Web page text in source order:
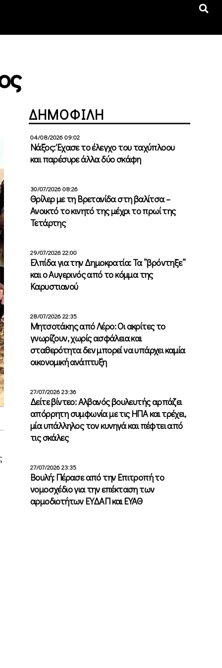
ΔΗΜΟΦΙΛΗ
04/08/2026 09:02
Νάξος: Έχασε το έλεγχο του ταχύπλοου
και παρέσυρε άλλα δύο σκάφη
30/07/2026 08:26
Θρίλερ με τη Βρετανίδα στη βαλίτσα –
Ανοικτό το κινητό της μέχρι το πρωί της
Τετάρτης
29/07/2026 22:00
Ελπίδα για την Δημοκρατία: Τα ”βρόντηξε”
και ο Αυγερινός από το κόμμα της
Καρυστιανού
28/07/2026 22:35
Μητσοτάκης από Λέρο: Οι ακρίτες το
γνωρίζουν, χωρίς ασφάλεια και
σταθερότητα δεν μπορεί να υπάρχει καμία
οικονομική ανάπτυξη
27/07/2026 23:36
Δείτε βίντεο: Αλβανός βουλευτής αρπάζει
απόρρητη συμφωνία με τις ΗΠΑ και τρέχει,
μία υπάλληλος τον κυνηγά και πέφτει από
τις σκάλες
27/07/2026 23:35
Βουλή: Πέρασε από την Επιτροπή το
νομοσχέδιο για την επέκταση των
αρμοδιοτήτων ΕΥΔΑΠ και ΕΥΑΘ